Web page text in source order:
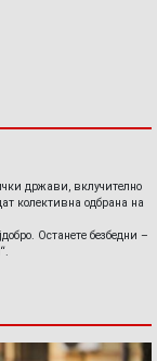
држави, вклучително
колективна одбрана на
Останете безбедни –